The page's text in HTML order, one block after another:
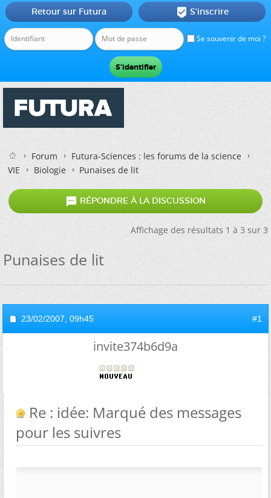
Se souvenir de moi ?
Retour sur Futura  S'inscrire
Forum
Futura-Sciences : les forums de la science
VIE
Biologie Punaises de lit
 RÉPONDRE À LA DISCUSSION
Affichage des résultats 1 à 3 sur 3
Punaises de lit
23/02/2007, 09h45 #1
invite374b6d9a
Re : idée: Marqué des messages
pour les suivres